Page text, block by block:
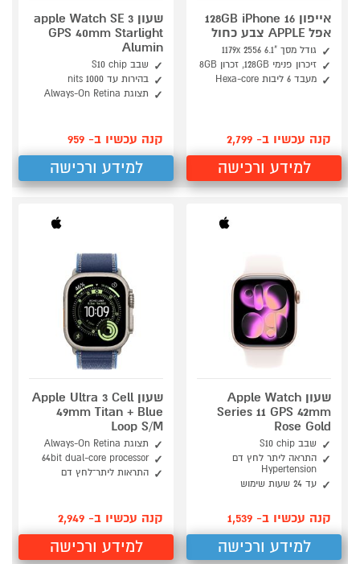
אייפון 128GB iPhone 16
אפל APPLE צבע כחול
גודל מסך "6.1 1179x 2556
זיכרון פנימי 128GB, זכרון 8GB
מעבד 6 ליבות Hexa-core
קנה עכשיו ב- 2,799
למידע ורכישה
שעון apple Watch SE 3
GPS 40mm Starlight
Alumin
שבב S10 chip
בהירות עד 1000 nits
תצוגת Always-On Retina
קנה עכשיו ב- 959
למידע ורכישה
שעון Apple Watch
Series 11 GPS 42mm
Rose Gold
שבב S10 chip
התראה ליתר לחץ דם
Hypertension
עד 24 שעות שימוש
קנה עכשיו ב- 1,539
למידע ורכישה
שעון Apple Ultra 3 Cell
49mm Titan + Blue
Loop S/M
תצוגת Always-On Retina
64bit dual-core processor
התראות ליתר־לחץ דם
קנה עכשיו ב- 2,949
למידע ורכישה